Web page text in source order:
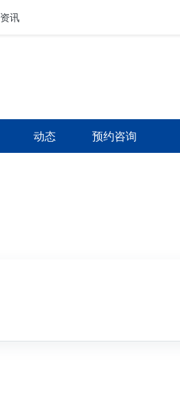
讯
动态 预约咨询